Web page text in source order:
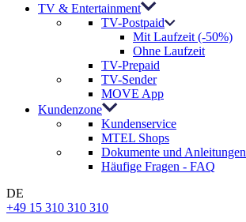
TV & Entertainment
TV-Postpaid
Mit Laufzeit (-50%)
Ohne Laufzeit
TV-Prepaid
TV-Sender
MOVE App
Kundenzone
Kundenservice
MTEL Shops
Dokumente und Anleitungen
Häufige Fragen - FAQ
DE
+49 15 310 310 310